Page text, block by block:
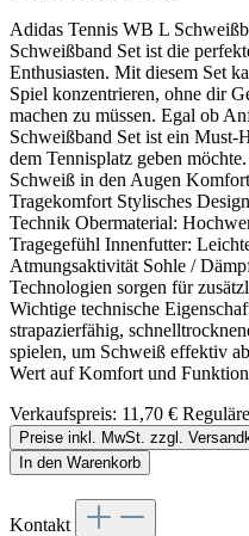
Adidas Tennis WB L
Schweißband Set ist die
Enthusiasten. Mit diesem Set
Spiel konzentrieren, ohne dir
machen zu müssen. Egal ob
Schweißband Set ist ein Must-
dem Tennisplatz geben
Schweiß in den Augen
Tragekomfort Stylisches
Technik Obermaterial:
Tragegefühl Innenfutter:
Atmungsaktivität Sohle /
Technologien sorgen für
Wichtige technische
strapazierfähig,
spielen, um Schweiß effektiv
Wert auf Komfort und
Verkaufspreis: 11,70 €
Preise inkl. MwSt. zzgl.
In den Warenkorb
Kontakt